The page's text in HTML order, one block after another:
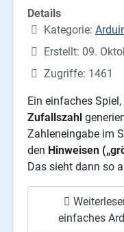
Details
Kategorie:
Erstellt: 09.
Zugriffe: 1461
Ein einfaches
Zufallszahl
Zahleneingabe im
den Hinweisen
Das sieht dann so
einfaches